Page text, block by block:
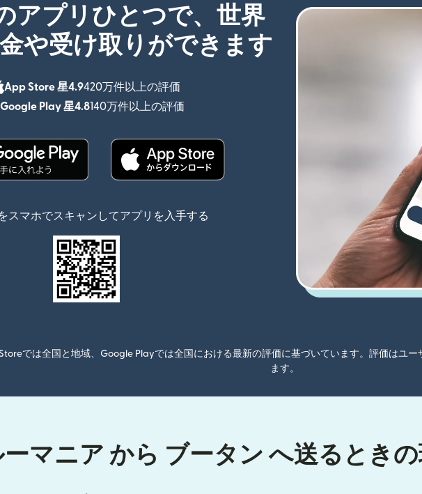
アプリひとつで、世界
や受け取りができます
App Store 星4.9420万件以上の評価
（別ウィンドウで開きます）
Google Play 星4.8140万件以上の評価
（別ウィンドウで開きます）
スマホでスキャンしてアプリを入手する
では全国と地域、Google Playでは全国における最新の評価に基づいています。評価はユ
ます。
マニア から ブータン へ送るとき